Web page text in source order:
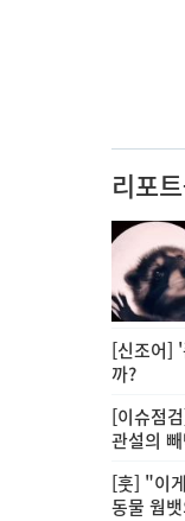
리포
[신조어]
까?
[이슈점
관설의
[훗] "이
동물 웜